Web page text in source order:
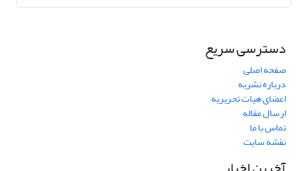
دسترسی سریع
صفحه اصلی
درباره نشریه
اعضای هیات تحریریه
ارسال مقاله
تماس با ما
نقشه سایت